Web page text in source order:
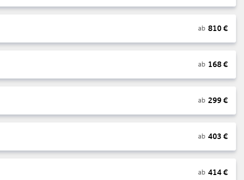
ab 810€
ab 168€
ab 299€
ab 403 €
ab 414€